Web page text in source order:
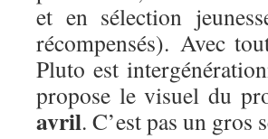
et en sélection
récompensés). Avec
Pluto est
propose le visuel du
avril. C’est pas un gros